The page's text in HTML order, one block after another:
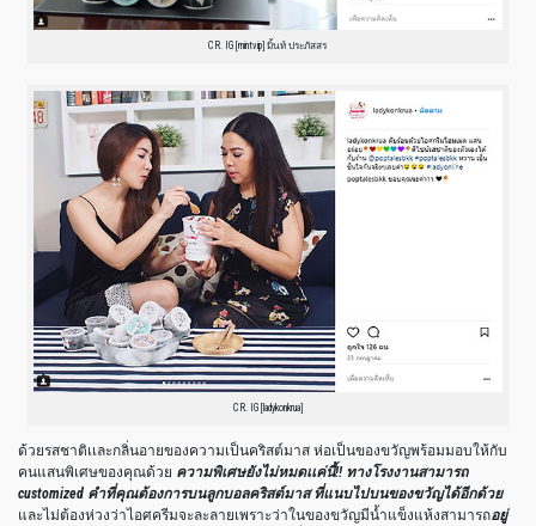
CR. IG [mintvip] มิ้นท์ ประภัสสร
CR. IG [ladykonkrua]
ด้วยรสชาติเเละกลิ่นอายของความเป็นคริสต์มาส ห่อเป็นของขวัญพร้อมมอบให้กับ
คนแสนพิเศษของคุณด้วย ความพิเศษยังไม่หมดเเค่นี้!! ทางโรงงานสามารถ
customized คำที่คุณต้องการบนลูกบอลคริสต์มาส ที่แนบไปบนของขวัญได้อีกด้วย
และไม่ต้องห่วงว่าไอศครีมจะละลายเพราะว่าในของขวัญมีน้ำแข็งแห้งสามารถอยู่